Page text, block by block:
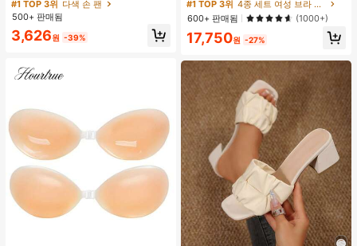
리 수명 미니 핸드헬드 팬 LCD 디스플
레이 일상용, 여행용
#1 TOP 3위 다색 손 팬
500+ 판매됨
3,626원 -39%
실크 섹시 편안한 백리스 란제리 브라,
조절 가능
#1 TOP 3위
4종 세트 여성 브라 & 브랄렛
600+ 판매됨
(1000+)
17,750원 -27%